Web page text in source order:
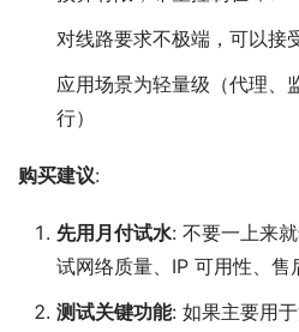
对线路要求不极端，可以接
应用场景为轻量级（代理、
行）
购买建议:
先用月付试水: 不要一上来
试网络质量、IP 可用性、售
测试关键功能: 如果主要用